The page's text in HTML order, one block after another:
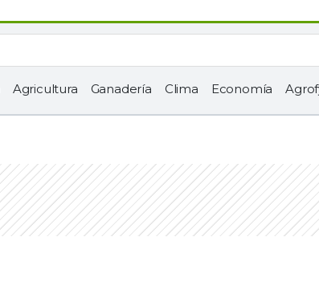
Agricultura Ganadería Clima Economía